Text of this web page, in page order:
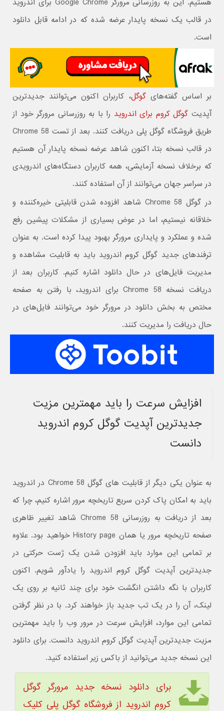
هستیم. این به روزرسانی مرورگر Google Chrome برای اندروید
در قالب یک نسخه پایدار عرضه شده که در ادامه قابل دانلود
است.
بر اساس گفته‌هایگوگل، کاربران اکنون می‌توانند جدیدترین
آپدیت گوگل کروم برای اندروید را با به روزرسانی مرورگر خود از
طریق فروشگاه گوگل پلی دریافت کنند. بعد از تست Chrome 58
در قالب نسخه بتا، اکنون شاهد عرضه نسخه پایدار آن هستیم
که برخلاف نسخه آزمایشی، همه کاربران دستگاه‌های اندرویدی
در سراسر جهان می‌توانند از آن استفاده کنند.
در گوگل Chrome 58 شاهد افزوده شدن قابلیتی خیره‌کننده و
خلاقانه نیستیم، اما در عوض بسیاری از مشکلات پیشین رفع
شده و عملکرد و پایداری مرورگر بهبود پیدا کرده است. به عنوان
ترفندهای جدید گوگل کروم اندروید باید به قابلیت مشاهده و
مدیریت فایل‌های در حال دانلود اشاره کنیم. کاربران بعد از
دریافت نسخه Chrome 58 برای اندروید، با رفتن به صفحه
مختص به بخش دانلود در مرورگر خود می‌توانند فایل‌های در
حال دریافت را مدیریت کنند.
افزایش سرعت را باید مهمترین مزیت
جدیدترین آپدیت گوگل کروم اندروید
دانست
به عنوان یکی دیگر از قابلیت‌ های گوگل Chrome 58 در اندروید
باید به امکان پاک کردن سریع تاریخچه مرور اشاره کنیم، چرا که
بعد از دریافت به روزرسانی Chrome 58 شاهد تغییر ظاهری
صفحه تاریخچه مرور یا همان History page خواهید بود. علاوه
بر تمامی این موارد باید افزودن شدن یک ژست حرکتی در
جدیدترین آپدیت گوگل کروم اندروید را یادآور شویم. اکنون
کاربران با نگه داشتن انگشت خود برای چند ثانیه بر روی یک
لینک، آن را در یک تب جدید باز خواهند کرد. با در نظر گرفتن
تمامی این موارد، افزایش سرعت در مرور وب را باید مهمترین
مزیت جدیدترین آپدیت گوگل کروم اندروید دانست. برای دانلود
این نسخه جدید می‌توانید از باکس زیر استفاده کنید.
برای دانلود نسخه جدید مرورگر گوگل
کروم اندروید از فروشگاه گوگل پلی کلیک